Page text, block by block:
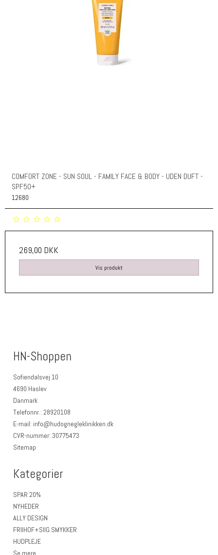
COMFORT ZONE - SUN SOUL - FAMILY FACE & BODY - UDEN DUFT -
SPF50+
12680
269,00 DKK
Vis produkt
HN-Shoppen
Sofiendalsvej 10
4690 Haslev
Danmark
Telefonnr.: 28920108
E-mail: info@hudognegleklinikken.dk
CVR-nummer: 30775473
Sitemap
Kategorier
SPAR 20%
NYHEDER
ALLY DESIGN
FRIIHOF+SIIG SMYKKER
HUDPLEJE
Se mere